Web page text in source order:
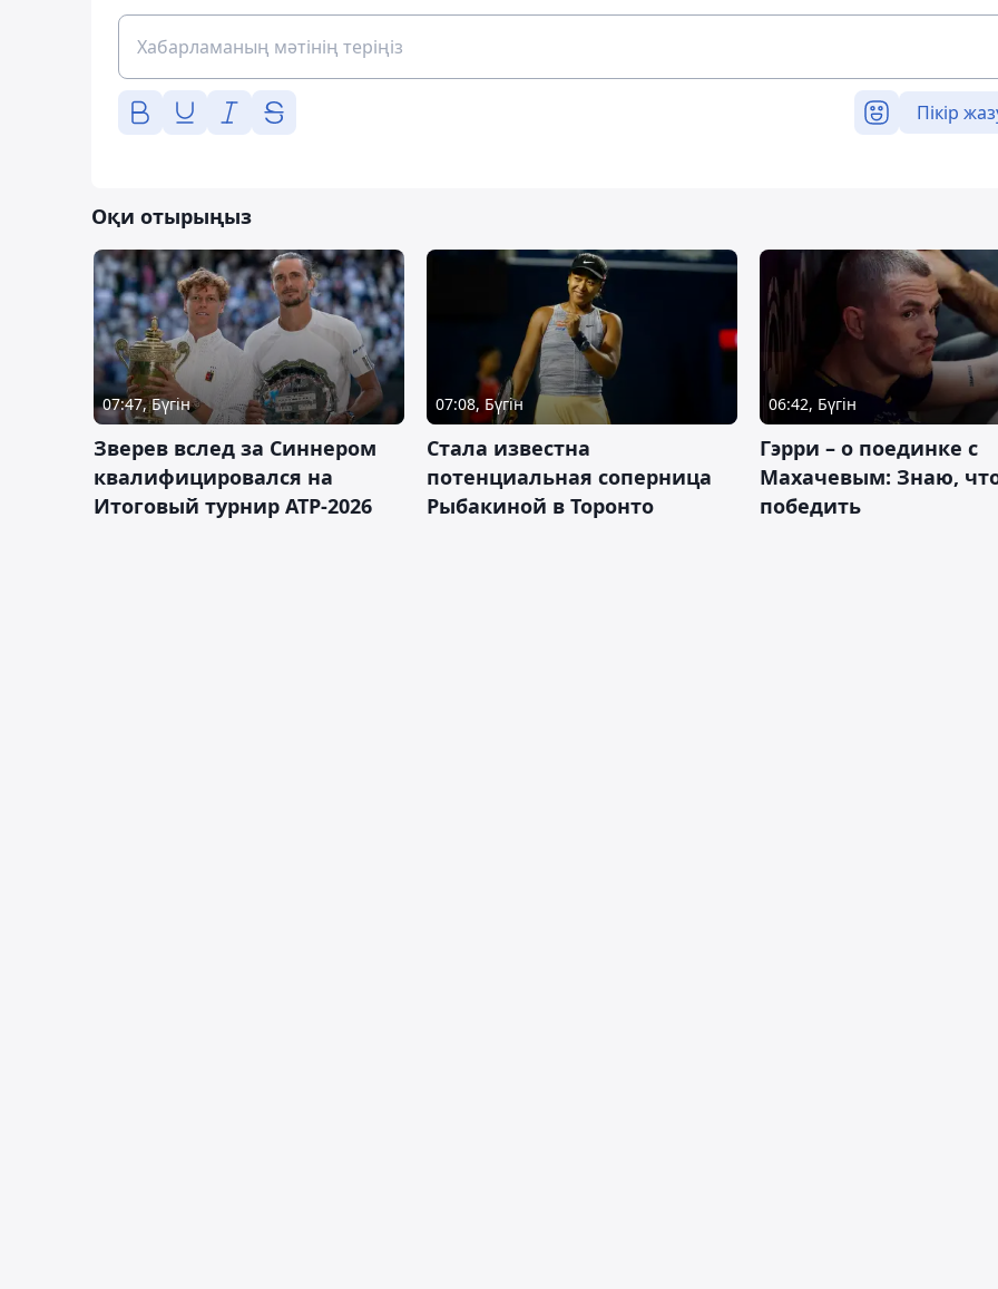
Пікір
Оқи отырыңыз
07:47, Бүгін
Зверев вслед за Синнером
квалифицировался на
Итоговый турнир ATP-2026
07:08, Бүгін
Cтала известна
потенциальная соперница
Рыбакиной в Торонто
06:42, Бүгін
Гэрри – о поединке с
Махачевым: Знаю,
победить